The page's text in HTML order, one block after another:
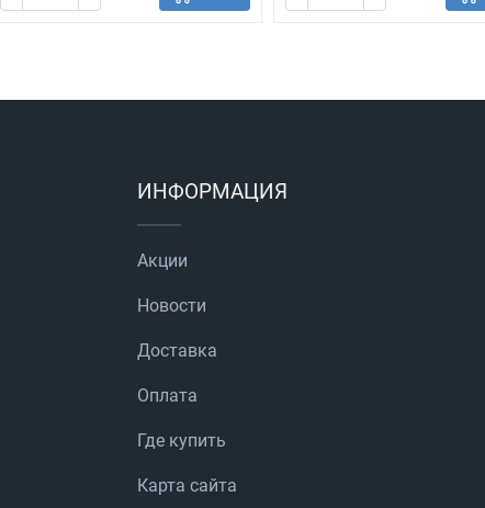
ИНФОРМАЦИЯ
Акции
Новости
Доставка
Оплата
Где купить
Карта сайта